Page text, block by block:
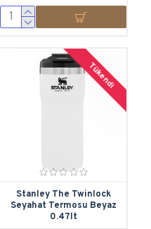
Tükendi
Stanley The Twinlock
Seyahat Termosu Beyaz
0.47lt